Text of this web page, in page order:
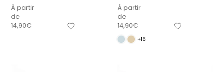
À partir
de
14,90€
À partir
de
14,90€
+15